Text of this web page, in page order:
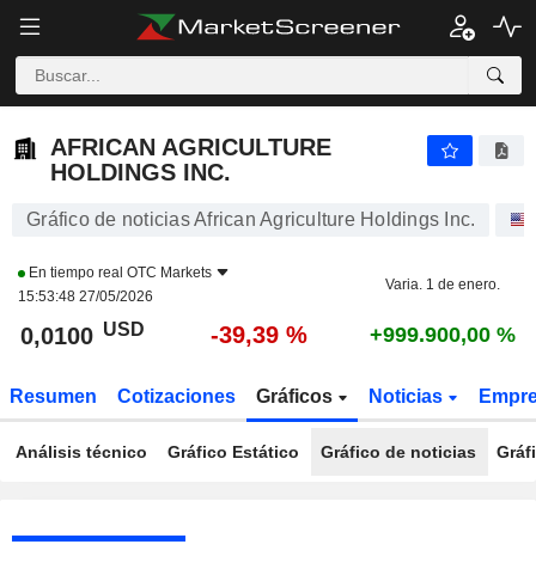
AFRICAN AGRICULTURE
HOLDINGS INC.
Gráfico de noticias African Agriculture Holdings Inc.
En tiempo real OTC Markets
15:53:48 27/05/2026
Varia. 1 de enero.
0,0100 USD -39,39 % +999.900,00 %
Resumen Cotizaciones Gráficos Noticias
Análisis técnico Gráfico Estático Gráfico de noticias